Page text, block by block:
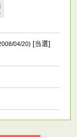
04/20) [当選]